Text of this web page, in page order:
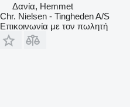
Δανία, Hemmet
Chr. Nielsen - Tingheden A/S
Επικοινωνία με τον πωλητή